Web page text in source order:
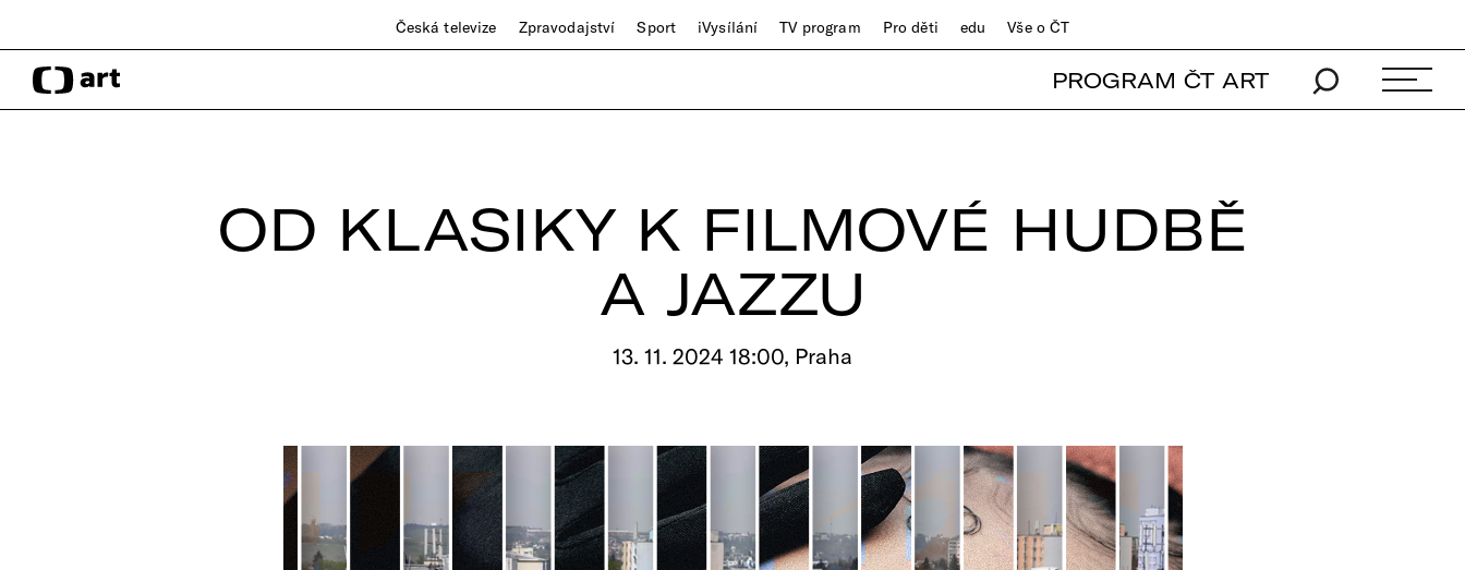
Česká televize Zpravodajství Sport iVysílání TV program Pro děti edu Vše o ČT
PROGRAM ČT ART
OD KLASIKY K FILMOVÉ HUDBĚ
A JAZZU
13. 11. 2024 18:00, Praha